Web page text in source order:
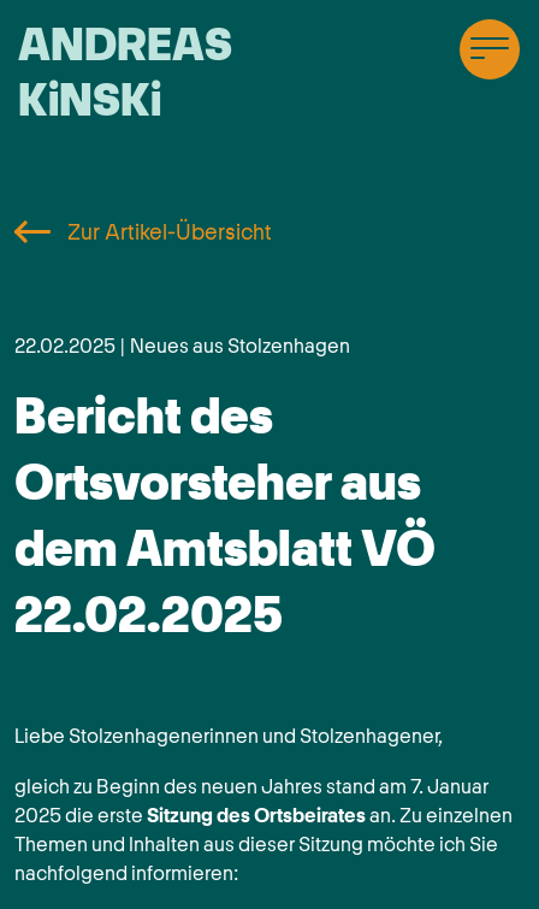
ANDREAS
KiNSKi
Zur Artikel-Übersicht
22.02.2025 | Neues aus Stolzenhagen
Bericht des
Ortsvorsteher aus
dem Amtsblatt VÖ
22.02.2025
Liebe Stolzenhagenerinnen und Stolzenhagener,
gleich zu Beginn des neuen Jahres stand am 7. Januar
2025 die ersteSitzung des Ortsbeiratesan. Zu einzelnen
Themen und Inhalten aus dieser Sitzung möchte ich Sie
nachfolgend informieren: